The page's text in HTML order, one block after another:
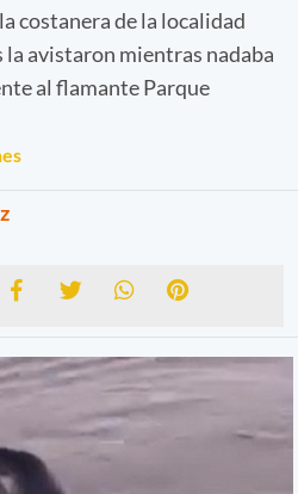
costanera de la localidad
la avistaron mientras nadaba
al flamante Parque